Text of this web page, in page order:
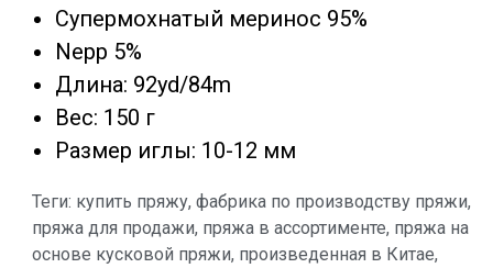
Супермохнатый меринос 95%
Nepp 5%
Длина: 92yd/84m
Вес: 150 г
Размер иглы: 10-12 мм
Теги: купить пряжу, фабрика по производству пряжи,
пряжа для продажи, пряжа в ассортименте, пряжа на
основе кусковой пряжи, произведенная в Китае,